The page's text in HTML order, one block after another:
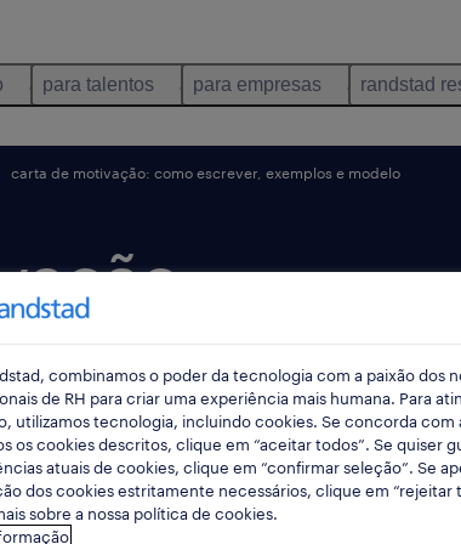
para talentos para empresas randstad
carta de motivação: como escrever, exemplos e modelo
combinamos o poder da tecnologia com a paixão dos
de RH para criar uma experiência mais humana. Para
utilizamos tecnologia, incluindo cookies. Se concorda com
os cookies descritos, clique em “aceitar todos”. Se quiser
atuais de cookies, clique em “confirmar seleção”. Se
dos cookies estritamente necessários, clique em “rejeitar
sobre a nossa política de cookies.